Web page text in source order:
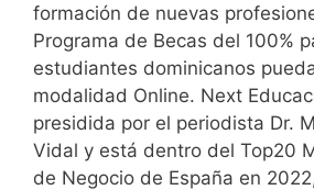
formación de nuevas
Programa de Becas del 100%
estudiantes dominicanos
modalidad Online. Next
presidida por el periodista Dr.
Vidal y está dentro del Top20
de Negocio de España en